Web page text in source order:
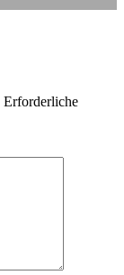
Erforderliche